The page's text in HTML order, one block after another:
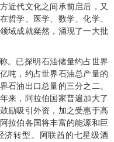
近代文化之间承前启后，又
哲学、医学、数学、化学、
域成就粲然，涌现了一大批
。已探明石油储量约占世界
亿吨，约占世界石油总产量的
石油出口总量的三分之二。
来，阿拉伯国家普遍加大了
励吸引外资，加之受惠于高
拉伯各国将丰富的能源和巨
济转型。阿联酋的七星级酒